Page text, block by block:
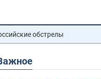
обстрелы
Важное